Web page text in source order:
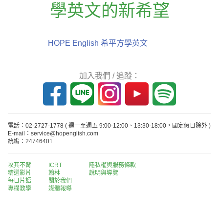
學英文的新希望
HOPE English 希平方學英文
加入我們 / 追蹤：
電話：02-2727-1778 ( 週一至週五 9:00-12:00、13:30-18:00，國定假日除外 )
E-mail：service@hopenglish.com
統編：24746401
攻其不背
精選影片
每日片語
專欄教學
ICRT
翰林
關於我們
媒體報導
隱私權與服務條款
說明與導覽